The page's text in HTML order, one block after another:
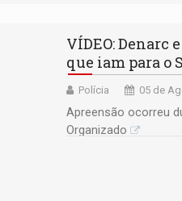
VÍDEO: Denarc
que iam para o
Polícia 05 de
Apreensão ocorreu
Organizado